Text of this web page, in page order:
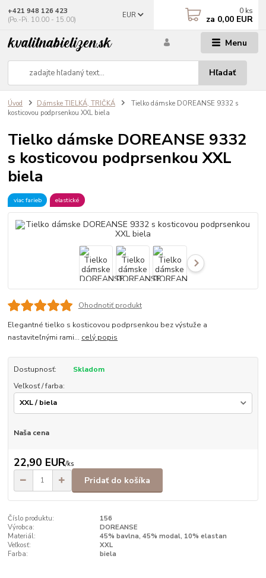
Menu
EUR
Hľadať
+421 948 126 423
(Po.-Pi. 10.00 - 15.00)
0 ks
za 0,00 EUR
Úvod Dámske TIELKÁ, TRIČKÁ
Tielko dámske DOREANSE 9332 s
kosticovou podprsenkou XXL biela
Tielko dámske DOREANSE 9332
s kosticovou podprsenkou XXL
biela
viac farieb elastické
Ohodnotiť produkt
Elegantné tielko s kosticovou podprsenkou bez výstuže a
nastaviteľnými rami... celý popis
Dostupnosť:
Skladom
Veľkosť / farba:
Naša cena
22,90 EUR/ks
Pridať do košíka
Číslo produktu:
156
Výrobca:
DOREANSE
Materiál:
45% bavlna, 45% modal, 10% elastan
Veľkosť:
XXL
Farba:
biela